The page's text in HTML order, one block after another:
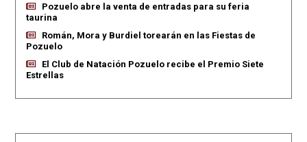
Pozuelo abre la venta de entradas para su feria
taurina
Román, Mora y Burdiel torearán en las Fiestas de
Pozuelo
El Club de Natación Pozuelo recibe el Premio Siete
Estrellas